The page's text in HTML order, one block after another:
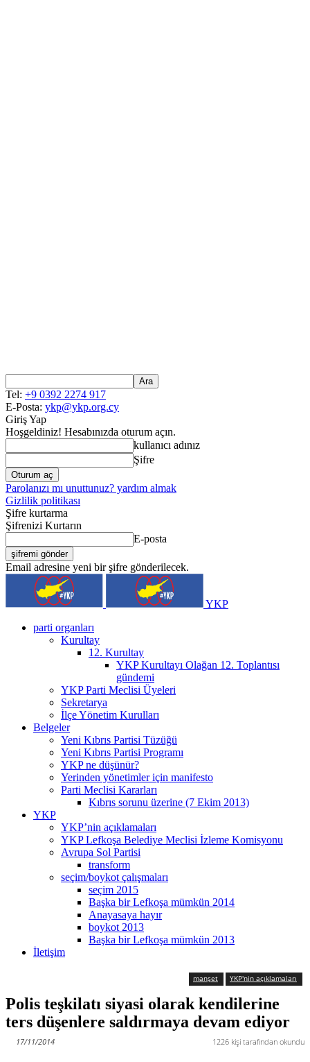
Tel: +9 0392 2274 917
E-Posta: ykp@ykp.org.cy
Giriş Yap
Hoşgeldiniz! Hesabınızda oturum açın.
kullanıcı adınız
Şifre
Parolanızı mı unuttunuz? yardım almak
Gizlilik politikası
Şifre kurtarma
Şifrenizi Kurtarın
E-posta
Email adresine yeni bir şifre gönderilecek.
YKP
parti organları
Kurultay
12. Kurultay
YKP Kurultayı Olağan 12. Toplantısı
gündemi
YKP Parti Meclisi Üyeleri
Sekretarya
İlçe Yönetim Kurulları
Belgeler
Yeni Kıbrıs Partisi Tüzüğü
Yeni Kıbrıs Partisi Programı
YKP ne düşünür?
Yerinden yönetimler için manifesto
Parti Meclisi Kararları
Kıbrıs sorunu üzerine (7 Ekim 2013)
YKP
YKP’nin açıklamaları
YKP Lefkoşa Belediye Meclisi İzleme Komisyonu
Avrupa Sol Partisi
transform
seçim/boykot çalışmaları
seçim 2015
Başka bir Lefkoşa mümkün 2014
Anayasaya hayır
boykot 2013
Başka bir Lefkoşa mümkün 2013
İletişim
manşet YKP'nin açıklamaları
Polis teşkilatı siyasi olarak kendilerine
ters düşenlere saldırmaya devam ediyor
1226 kişi tarafından okundu
17/11/2014